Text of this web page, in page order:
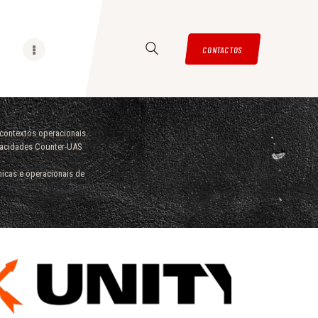
CONTACTOS
operacionais.
Counter-UAS
e operacionais de